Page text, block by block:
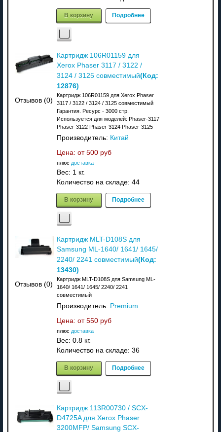
В корзину Подробнее
Отзывов (0)
Картридж 106R01159 для
Xerox Phaser 3117 / 3122 /
3124 / 3125 совместимый(Код:
12876)
Картридж 106R01159 для Xerox Phaser
3117 / 3122 / 3124 / 3125 совместимый
Гарантия. Ресурс - 3000 стр.
Используется для моделей: Phaser-3117
Phaser-3122 Phaser-3124 Phaser-3125
Производитель: Китай
Цена: от 500 руб
плюс доставка
Вес: 1 кг.
Количество на складе: 44
В корзину Подробнее
Отзывов (0)
Картридж MLT-D108S для
Samsung ML-1640/ 1641/ 1645/
2240/ 2241 совместимый(Код:
13430)
Картридж MLT-D108S для Samsung ML-
1640/ 1641/ 1645/ 2240/ 2241
совместимый
Производитель: Premium
Цена: от 550 руб
плюс доставка
Вес: 0.8 кг.
Количество на складе: 36
В корзину Подробнее
Картридж 113R00730 / SCX-
D4725A для Xerox Phaser
3200MFP/ Samsung SCX-